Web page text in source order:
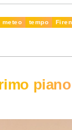
meteo tempo
piano